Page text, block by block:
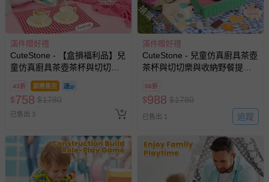
滿件贈好禮
CuteStone - 【盒損福利品】兒
童仿真廚具茶壺茶杯與切切樂
與收納野餐提籃套裝玩具47件
組
43折 即將售完
$758 $1780
已售出 3
搶購一空
滿件贈好禮
CuteStone - 兒童仿真廚具茶壺
茶杯與切切樂與收納野餐提籃
56折
$988 $1780
已售出 1 追蹤